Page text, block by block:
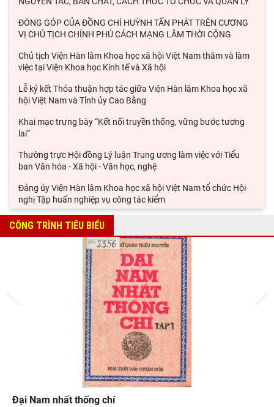
ĐÓNG GÓP CỦA ĐỒNG CHÍ HUỲNH TẤN PHÁT TRÊN CƯƠNG
VỊ CHỦ TỊCH CHÍNH PHỦ CÁCH MẠNG LÂM THỜI CỘNG
Chủ tịch Viện Hàn lâm Khoa học xã hội Việt Nam thăm và làm
việc tại Viện Khoa học Kinh tế và Xã hội
Lễ ký kết Thỏa thuận hợp tác giữa Viện Hàn lâm Khoa học xã
hội Việt Nam và Tỉnh ủy Cao Bằng
Khai mạc trưng bày “Kết nối truyền thống, vững bước tương
lai”
Thường trực Hội đồng Lý luận Trung ương làm việc với Tiểu
ban Văn hóa - Xã hội - Văn học, nghệ
Đảng ủy Viện Hàn lâm Khoa học xã hội Việt Nam tổ chức Hội
nghị Tập huấn nghiệp vụ công tác kiểm
Viện Sử học tham gia Hội thảo khoa học quốc gia "Danh nhân
Hội thảo khoa học quốc gia “Danh nhân văn hóa Lê Quý Đôn -
Di sản và giá trị thời đại”
Rà soát công tác chuẩn bị Hội thảo khoa học quốc gia "Danh
nhân văn hóa Lê Quý Đôn - Di sản và giá
CÔNG TRÌNH TIÊU BIỂU
Đại Nam nhất thống chí